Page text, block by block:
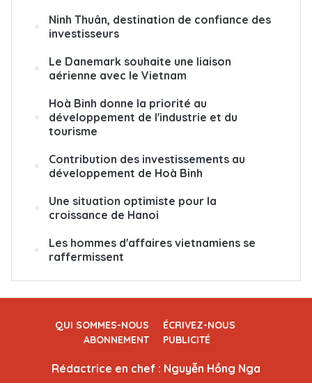
Ninh Thuân, destination de confiance des
investisseurs
Le Danemark souhaite une liaison
aérienne avec le Vietnam
Hoà Binh donne la priorité au
développement de l'industrie et du
tourisme
Contribution des investissements au
développement de Hoà Binh
Une situation optimiste pour la
croissance de Hanoi
Les hommes d'affaires vietnamiens se
raffermissent
QUI SOMMES-NOUS
ÉCRIVEZ-NOUS
ABONNEMENT
PUBLICITÉ
Rédactrice en chef : Nguyễn Hồng Nga